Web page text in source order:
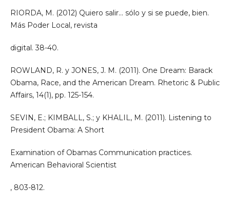
RIORDA, M. (2012) Quiero salir... sólo y si se puede, bien.
Más Poder Local, revista
digital. 38-40.
ROWLAND, R. y JONES, J. M. (2011). One Dream: Barack
Obama, Race, and the American Dream. Rhetoric & Public
Affairs, 14(1), pp. 125-154.
SEVIN, E.; KIMBALL, S.; y KHALIL, M. (2011). Listening to
President Obama: A Short
Examination of Obamas Communication practices.
American Behavioral Scientist
, 803-812.